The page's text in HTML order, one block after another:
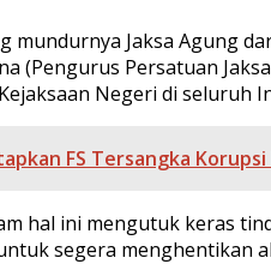
Jaksa Agung
(Pengurus Persatuan
Negeri di seluruh
FS Tersangka
hal ini mengutuk keras
segera menghentikan